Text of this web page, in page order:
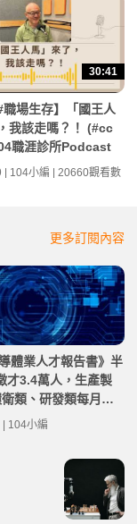
30:41
職場生存】「國王人
我該走嗎？！ (#cc
職涯診所Podcast
| 104小編 | 20660觀看數
更多訂閱內容
體業人才報告書》半
才3.4萬人，生產製
類、研發類每月缺
多
104小編